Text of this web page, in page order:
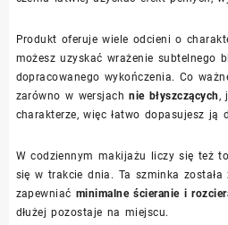
Produkt oferuje wiele odcieni o
możesz uzyskać wrażenie subtelnego
dopracowanego wykończenia. Co
zarówno w wersjachnie błyszczących ,
charakterze, więc łatwo dopasujesz ją
W codziennym makijażu liczy się też
się w trakcie dnia. Ta szminka
zapewniać minimalne ścieranie i
dłużej pozostaje na miejscu.